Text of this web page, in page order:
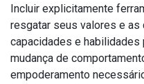
Incluir explicitamente
resgatar seus valores e as
capacidades e
mudança de
empoderamento